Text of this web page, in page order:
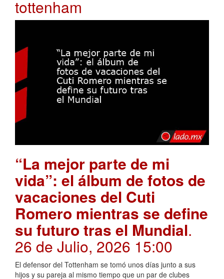
tottenham
“La mejor parte de mi
vida”: el álbum de fotos de
vacaciones del Cuti
Romero mientras se define
su futuro tras el Mundial.
26 de Julio, 2026 15:00
El defensor del Tottenham se tomó unos días junto a sus
hijos y su pareja al mismo tiempo que un par de clubes